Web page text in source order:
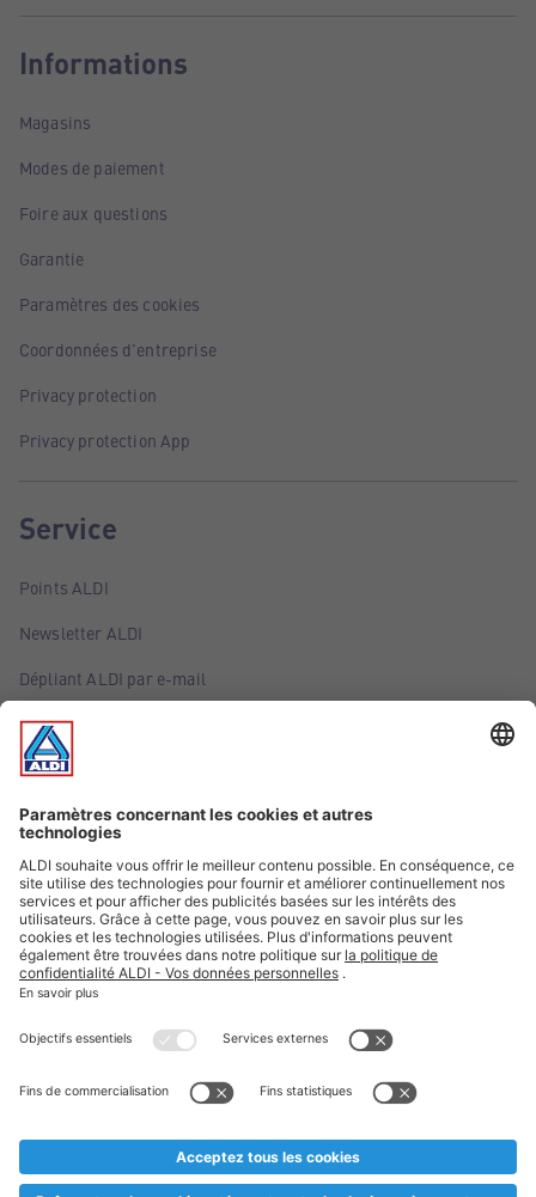
Informations
Magasins
Modes de paiement
Foire aux questions
Garantie
Paramètres des cookies
Coordonnées d'entreprise
Privacy protection
Privacy protection App
Service
Points ALDI
Newsletter ALDI
Dépliant ALDI par e-mail
Offres
Infos essentielles
Suivez ALDI Belgique
Textes marqués d'un astérisque et mentions légales
* Nous vendons ces articles temporairement et jusqu'à
au cas où, malgré le planning bien étudié, nous serions
prématurément en rupture de stock. Prix Recupel et TVA incl.
** Sur ce site, l’utilisation de la forme masculine a été adoptée